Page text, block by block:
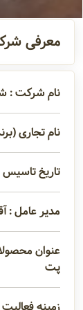
آدرس و
اطلاعات
تماس
مدیران و
مسئولین
گالری
سابقه
شرکت
معرفی
نام شرکت :
نام تجاری
تاریخ تاسیس :
مدیر عامل :
عنوان
پت